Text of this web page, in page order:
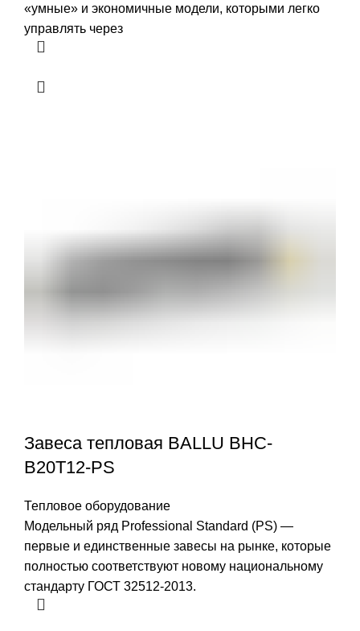
«умные» и экономичные модели, которыми легко
управлять через
Завеса тепловая BALLU BHC-
B20T12-PS
Тепловое оборудование
Модельный ряд Professional Standard (PS) —
первые и единственные завесы на рынке, которые
полностью соответствуют новому национальному
стандарту ГОСТ 32512-2013.